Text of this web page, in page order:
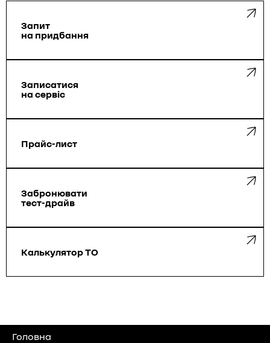
Запит
на придбання
Запиcатися
на сервіс
Прайс-лист
Забронювати
тест-драйв
Калькулятор ТО
Головна